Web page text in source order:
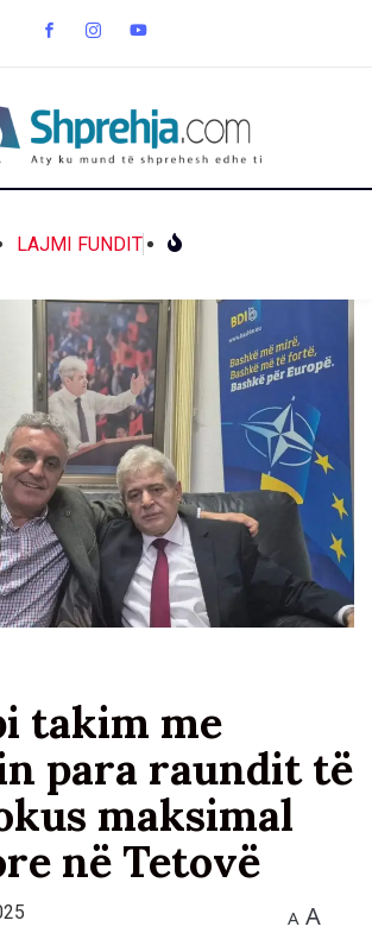
LAJMI FUNDIT
takim me
para raundit të
maksimal
në Tetovë
A A